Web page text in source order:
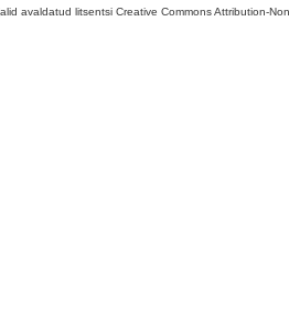
avaldatud litsentsi Creative Commons Attribution-